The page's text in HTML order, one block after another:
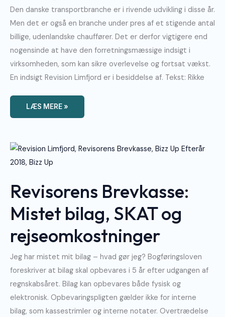
Den danske transportbranche er i rivende udvikling i disse år.
Men det er også en branche under pres af et stigende antal
billige, udenlandske chauffører. Det er derfor vigtigere end
nogensinde at have den forretningsmæssige indsigt i
virksomheden, som kan sikre overlevelse og fortsat vækst.
En indsigt Revision Limfjord er i besiddelse af. Tekst: Rikke
LÆS MERE »
Revisorens Brevkasse:
Mistet bilag, SKAT og
rejseomkostninger
Jeg har mistet mit bilag – hvad gør jeg? Bogføringsloven
foreskriver at bilag skal opbevares i 5 år efter udgangen af
regnskabsåret. Bilag kan opbevares både fysisk og
elektronisk. Opbevaringspligten gælder ikke for interne
bilag, som kassestrimler og interne notater. Overtrædelse
Revisorens
Brevkasse:
Mistet
Bilag,
Rejseomkostninger